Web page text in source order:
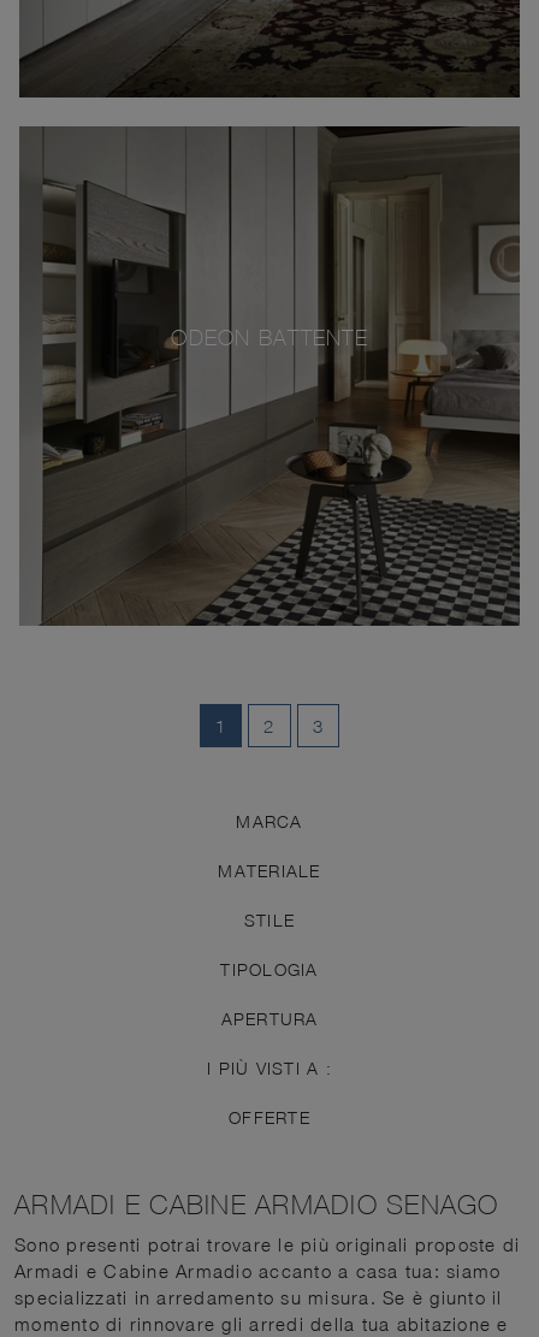
MARCA
MATERIALE
STILE
TIPOLOGIA
APERTURA
I PIÙ VISTI A :
OFFERTE
ODEON BATTENTE
1 2 3
ARMADI E CABINE ARMADIO SENAGO
Sono presenti potrai trovare le più originali proposte di
Armadi e Cabine Armadio accanto a casa tua: siamo
specializzati in arredamento su misura. Se è giunto il
momento di rinnovare gli arredi della tua abitazione e